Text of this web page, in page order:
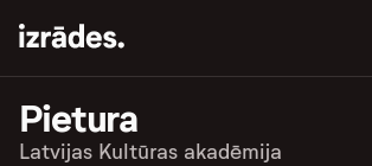
Pietura
Latvijas Kultūras akadēmija